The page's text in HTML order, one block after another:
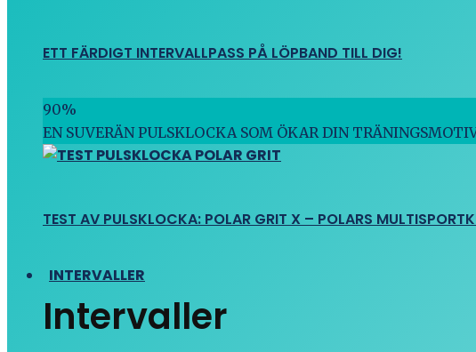
ETT FÄRDIGT INTERVALLPASS PÅ LÖPBAND TILL DIG!
90%
EN SUVERÄN PULSKLOCKA SOM ÖKAR DIN
TEST AV PULSKLOCKA: POLAR GRIT X – POLARS
INTERVALLER
Intervaller